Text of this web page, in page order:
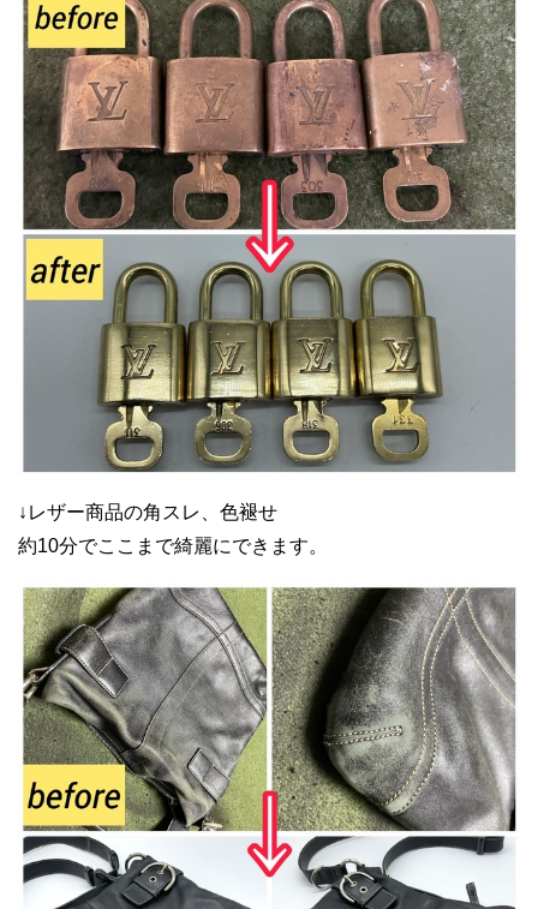
↓レザー商品の角スレ、色褪せ
約10分でここまで綺麗にできます。